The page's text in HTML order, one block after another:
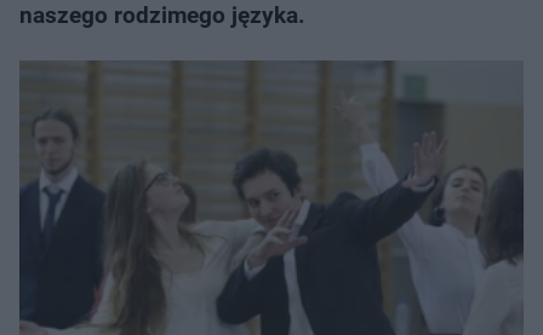
naszego rodzimego języka.